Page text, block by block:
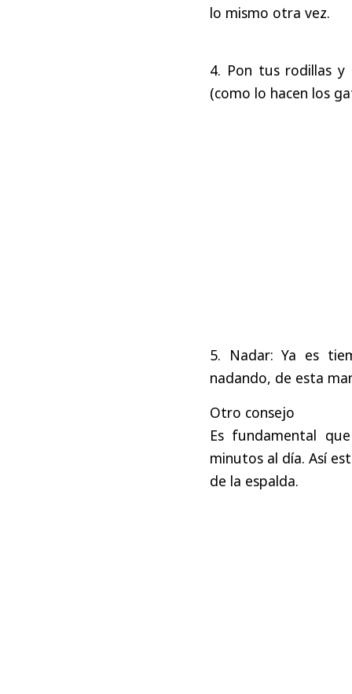
lo mismo otra vez.
4. Pon tus rodillas y
(como lo hacen los
5. Nadar: Ya es
nadando, de esta
Otro consejo
Es fundamental
minutos al día. Así
de la espalda.